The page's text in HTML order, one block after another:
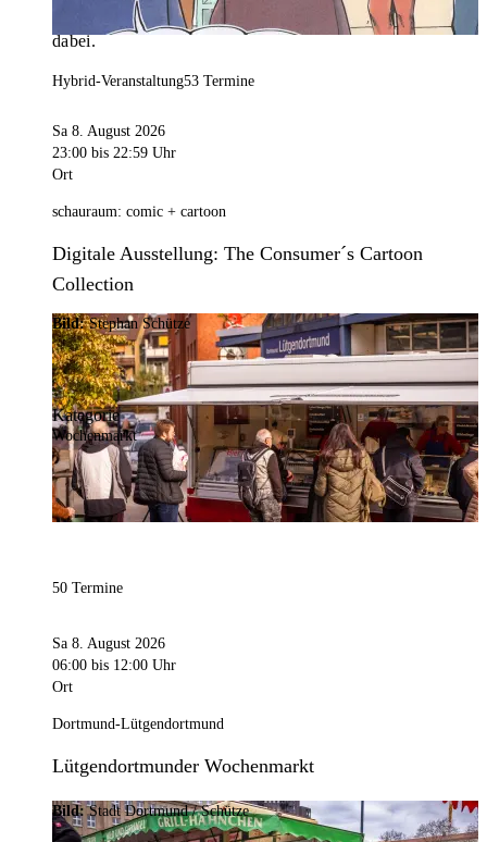
umfangreichste der Region. Hier ist für alle was
dabei.
Hybrid-Veranstaltung53 Termine
Sa 8. August 2026
23:00 bis 22:59 Uhr
Ort
schauraum: comic + cartoon
Digitale Ausstellung: The Consumer´s Cartoon
Collection
Bild:Stephan Schütze
Kategorie
Wochenmarkt
50 Termine
Sa 8. August 2026
06:00 bis 12:00 Uhr
Ort
Dortmund-Lütgendortmund
Lütgendortmunder Wochenmarkt
Bild:Stadt Dortmund / Schütze